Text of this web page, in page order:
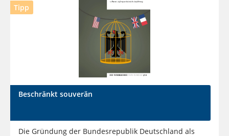
Tipp
Beschränkt souverän
Die Gründung der Bundesrepublik Deutschland als